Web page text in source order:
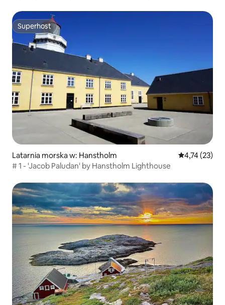
Superhost
Superhost
Latarnia morska w: Hanstholm Średnia
4,74 (23)
# 1 - 'Jacob Paludan' by Hanstholm Lighthouse